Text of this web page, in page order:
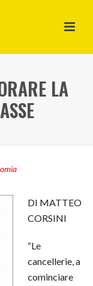
LA
DI MATTEO
CORSINI
“Le
cancellerie, a
cominciare